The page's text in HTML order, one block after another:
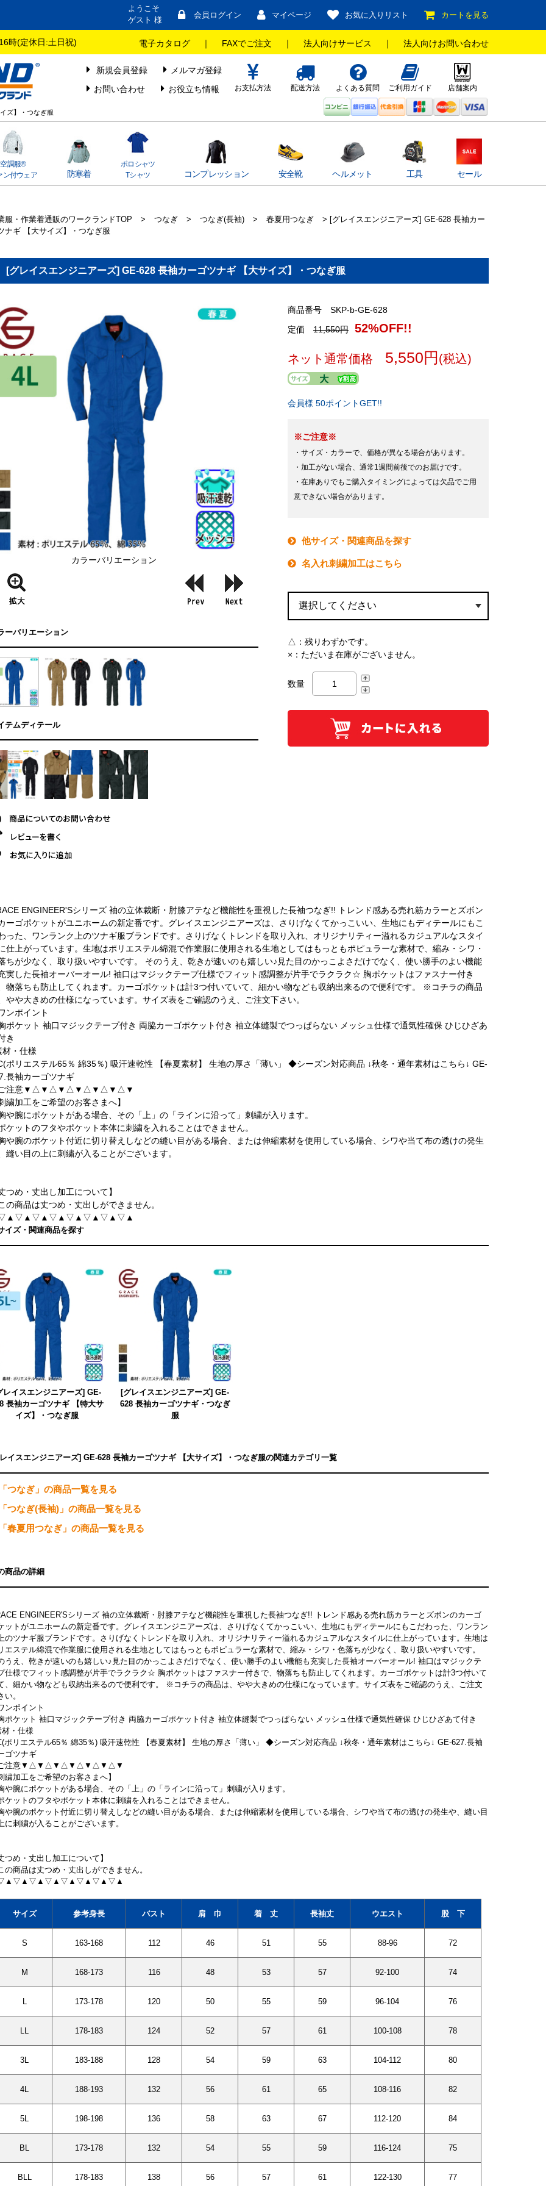
ようこそ
ゲスト 様
会員ログイン マイページ お気に入りリスト カートを見る
時(定休日:土日祝) 電子カタログ ｜ FAXでご注文 ｜ 法人向けサービス ｜ 法人向けお問い合わせ
新規会員登録
メルマガ登録
お問い合わせ
お役立ち情報 お支払方法 配送方法 よくある質問 ご利用ガイド 店舗案内
ズ】・つなぎ服
空調服®
ン付ウェア
防寒着
ポロシャツ
Tシャツ
コンプレッション 安全靴 ヘルメット 工具 セール
服・作業着通販のワークランドTOP > つなぎ > つなぎ(長袖) > 春夏用つなぎ
> [グレイスエンジニアーズ] GE-628 長袖カー
ナギ 【大サイズ】・つなぎ服
[グレイスエンジニアーズ] GE-628 長袖カーゴツナギ 【大サイズ】・つなぎ服
商品番号 SKP-b-GE-628
定価 11,550円 52%OFF!!
ネット通常価格 5,550円 (税込)
会員様 50ポイントGET!!
※ご注意※
・サイズ・カラーで、価格が異なる場合があります。
・加工がない場合、通常1週間前後でのお届けです。
・在庫ありでもご購入タイミングによっては欠品でご用
意できない場合があります。
他サイズ・関連商品を探す
名入れ刺繍加工はこちら
△： 残りわずかです。
×： ただいま在庫がございません。
数量
カラーバリエーション
ーバリエーション
テムディテール
ENGINEER'Sシリーズ 袖の立体裁断・肘膝アテなど機能性を重視した長袖つなぎ!! トレンド感ある売れ筋カラーとズボン
ーゴポケットがユニホームの新定番です。グレイスエンジニアーズは、さりげなくてかっこいい、生地にもディテールにもこ
った、ワンランク上のツナギ服ブランドです。さりげなくトレンドを取り入れ、オリジナリティー溢れるカジュアルなスタイ
仕上がっています。生地はポリエステル綿混で作業服に使用される生地としてはもっともポピュラーな素材で、縮み・シワ・
ちが少なく、取り扱いやすいです。 そのうえ、乾きが速いのも嬉しい♪見た目のかっこよさだけでなく、使い勝手のよい機能
実した長袖オーバーオール! 袖口はマジックテープ仕様でフィット感調整が片手でラクラク☆ 胸ポケットはファスナー付き
物落ちも防止してくれます。カーゴポケットは計3つ付いていて、細かい物なども収納出来るので便利です。 ※コチラの商品
やや大きめの仕様になっています。サイズ表をご確認のうえ、ご注文下さい。
ンポイント
ポケット 袖口マジックテープ付き 両脇カーゴポケット付き 袖立体縫製でつっぱらない メッシュ仕様で通気性確保 ひじひざあ
き
材・仕様
ポリエステル65％ 綿35％) 吸汗速乾性 【春夏素材】 生地の厚さ「薄い」 ◆シーズン対応商品 ↓秋冬・通年素材はこちら↓ GE-
長袖カーゴツナギ
注意▼△▼△▼△▼△▼△▼△▼
繍加工をご希望のお客さまへ】
や腕にポケットがある場合、その「上」の「ラインに沿って」刺繍が入ります。
ケットのフタやポケット本体に刺繍を入れることはできません。
や腕のポケット付近に切り替えしなどの縫い目がある場合、または伸縮素材を使用している場合、シワや当て布の透けの発生
縫い目の上に刺繍が入ることがございます。
つめ・丈出し加工について】
の商品は丈つめ・丈出しができません。
イズ・関連商品を探す
レイスエンジニアーズ] GE-
長袖カーゴツナギ 【特大サ
イズ】・つなぎ服
[グレイスエンジニアーズ] GE-
628 長袖カーゴツナギ・つなぎ
服
イスエンジニアーズ] GE-628 長袖カーゴツナギ 【大サイズ】・つなぎ服の関連カテゴリ一覧
つなぎ」の商品一覧を見る
つなぎ(長袖)」の商品一覧を見る
春夏用つなぎ」の商品一覧を見る
商品の詳細
ENGINEER'Sシリーズ 袖の立体裁断・肘膝アテなど機能性を重視した長袖つなぎ!! トレンド感ある売れ筋カラーとズボンのカーゴ
ットがユニホームの新定番です。グレイスエンジニアーズは、さりげなくてかっこいい、生地にもディテールにもこだわった、ワンラン
のツナギ服ブランドです。さりげなくトレンドを取り入れ、オリジナリティー溢れるカジュアルなスタイルに仕上がっています。生地は
エステル綿混で作業服に使用される生地としてはもっともポピュラーな素材で、縮み・シワ・色落ちが少なく、取り扱いやすいです。
うえ、乾きが速いのも嬉しい♪見た目のかっこよさだけでなく、使い勝手のよい機能も充実した長袖オーバーオール! 袖口はマジックテ
仕様でフィット感調整が片手でラクラク☆ 胸ポケットはファスナー付きで、物落ちも防止してくれます。カーゴポケットは計3つ付いて
、細かい物なども収納出来るので便利です。 ※コチラの商品は、やや大きめの仕様になっています。サイズ表をご確認のうえ、ご注文
い。
ンポイント
ポケット 袖口マジックテープ付き 両脇カーゴポケット付き 袖立体縫製でつっぱらない メッシュ仕様で通気性確保 ひじひざあて付き
・仕様
ポリエステル65％ 綿35％) 吸汗速乾性 【春夏素材】 生地の厚さ「薄い」 ◆シーズン対応商品 ↓秋冬・通年素材はこちら↓ GE-627.長袖
ゴツナギ
注意▼△▼△▼△▼△▼△▼△▼
繍加工をご希望のお客さまへ】
や腕にポケットがある場合、その「上」の「ラインに沿って」刺繍が入ります。
ケットのフタやポケット本体に刺繍を入れることはできません。
や腕のポケット付近に切り替えしなどの縫い目がある場合、または伸縮素材を使用している場合、シワや当て布の透けの発生や、縫い目
に刺繍が入ることがございます。
つめ・丈出し加工について】
の商品は丈つめ・丈出しができません。
サイズ 参考身長 バスト 肩 巾 着 丈 長袖丈 ウエスト 股 下
S 163-168 112 46 51 55 88-96 72
M 168-173 116 48 53 57 92-100 74
L 173-178 120 50 55 59 96-104 76
LL 178-183 124 52 57 61 100-108 78
3L 183-188 128 54 59 63 104-112 80
4L 188-193 132 56 61 65 108-116 82
5L 198-198 136 58 63 67 112-120 84
BL 173-178 132 54 55 59 116-124 75
BLL 178-183 138 56 57 61 122-130 77